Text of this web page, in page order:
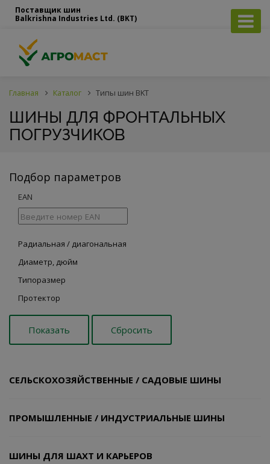
Поставщик шин
Balkrishna Industries Ltd. (BKT)
Главная Каталог Типы шин BKT
ШИНЫ ДЛЯ ФРОНТАЛЬНЫХ
ПОГРУЗЧИКОВ
Подбор параметров
EAN
Радиальная / диагональная
Диаметр, дюйм
Типоразмер
Протектор
СЕЛЬСКОХОЗЯЙСТВЕННЫЕ / САДОВЫЕ ШИНЫ
ПРОМЫШЛЕННЫЕ / ИНДУСТРИАЛЬНЫЕ ШИНЫ
ШИНЫ ДЛЯ ШАХТ И КАРЬЕРОВ